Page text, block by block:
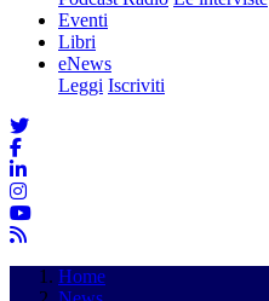
Eventi
Libri
eNews
Leggi Iscriviti
Home